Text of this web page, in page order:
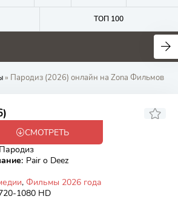
ТОП 100
» Пародиз (2026) онлайн на Zona Фильмов
СМОТРЕТЬ
Пародиз
: Pair o Deez
, Фильмы 2026 года
1080 HD